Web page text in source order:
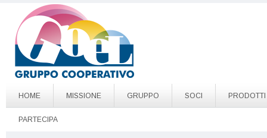
Salta al contenuto principale
Go to page top
HOME MISSIONE GRUPPO SOCI PRODOTTI
PARTECIPA